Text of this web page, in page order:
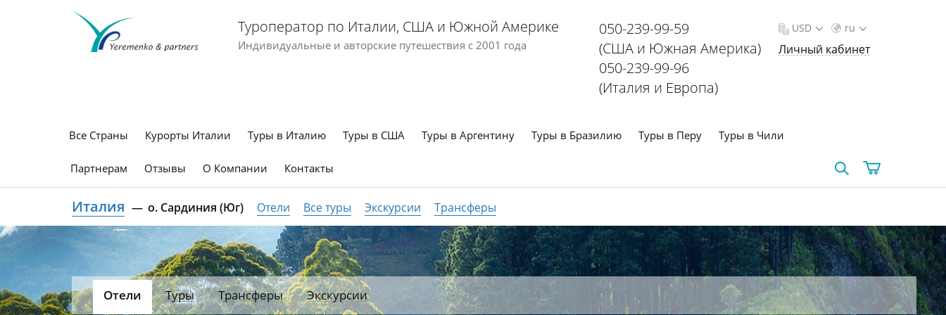
Туроператор по Италии, США и Южной Америке
Индивидуальные и авторские путешествия с 2001 года
050-239-99-59
(США и Южная Америка)
050-239-99-96
(Италия и Европа)
ru
USD
Личный кабинет
Все Страны Курорты Италии Туры в Италию Туры в США Туры в Аргентину Туры в Бразилию Туры в Перу Туры в Чили
Партнерам Отзывы О Компании Контакты
Италия о. Сардиния (Юг) Отели Все туры Экскурсии Трансферы
Отели Туры Трансферы Экскурсии